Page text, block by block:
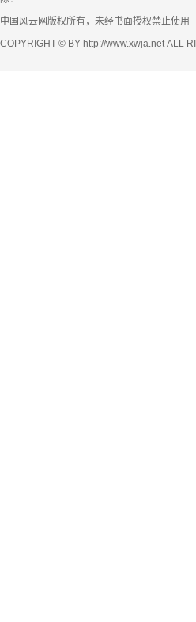
中国风云网版权所有，未经书面授权禁止使用
COPYRIGHT © BY http://www.xwja.net ALL